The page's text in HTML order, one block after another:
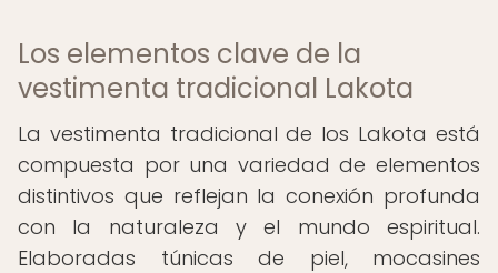
Los elementos clave de la
vestimenta tradicional Lakota
La vestimenta tradicional de los Lakota está
compuesta por una variedad de elementos
distintivos que reflejan la conexión profunda
con la naturaleza y el mundo espiritual.
Elaboradas túnicas de piel, mocasines